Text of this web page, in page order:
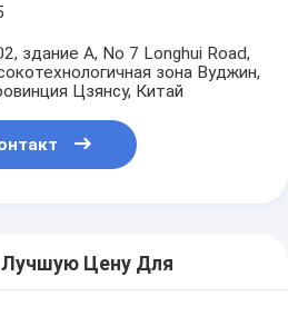
здание А, No 7 Longhui Road,
зона Вуджин,
Цзянсу, Китай
Лучшую Цену Для